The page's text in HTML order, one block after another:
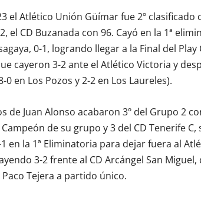
el Atlético Unión Güímar fue 2º clasificado
el CD Buzanada con 96. Cayó en la 1ª
0-1, logrando llegar a la Final del
cayeron 3-2 ante el Atlético Victoria y
0 en Los Pozos y 2-2 en Los Laureles).
de Juan Alonso acabaron 3º del Grupo 2
de su grupo y 3 del CD Tenerife C,
1 en la 1ª Eliminatoria para dejar fuera al
3-2 frente al CD Arcángel San
Paco Tejera a partido único.